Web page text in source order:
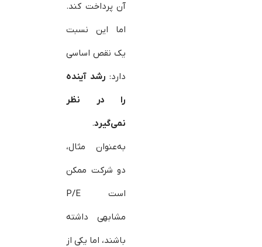
آن پرداخت کند.
اما این نسبت
یک نقص اساسی
دارد:رشد آینده
را در نظر
نمی‌گیرد.
به‌عنوان مثال،
دو شرکت ممکن
است P/E
مشابهی داشته
باشند، اما یکی از